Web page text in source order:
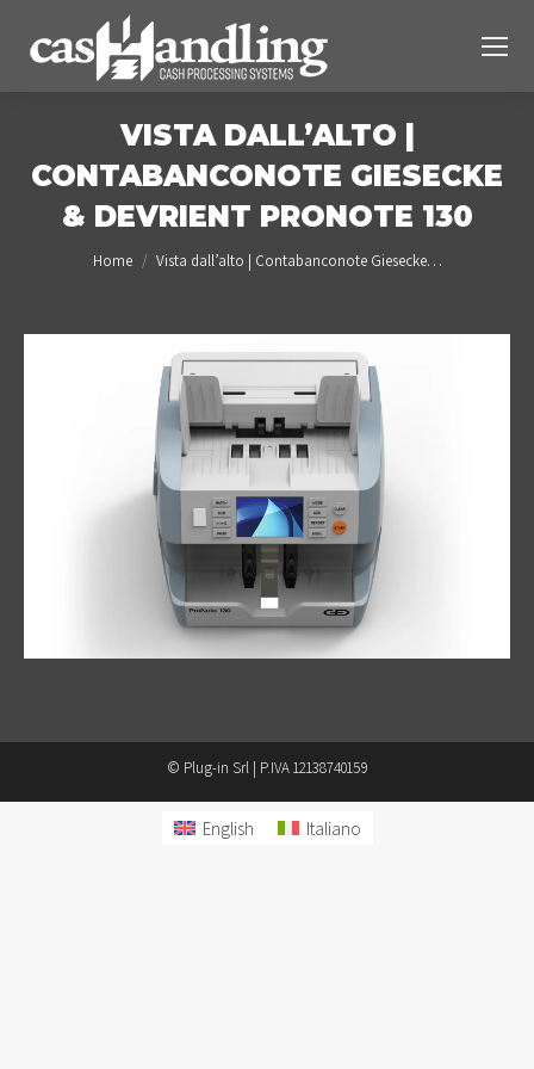
VISTA DALL’ALTO |
CONTABANCONOTE GIESECKE
& DEVRIENT PRONOTE 130
You are here:
Home Vista dall’alto | Contabanconote Giesecke…
© Plug-in Srl | P.IVA 12138740159
English Italiano